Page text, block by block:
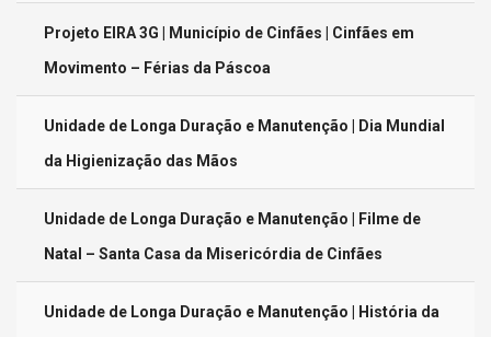
Projeto EIRA 3G | Município de Cinfães | Cinfães em
Movimento – Férias da Páscoa
Unidade de Longa Duração e Manutenção | Dia Mundial
da Higienização das Mãos
Unidade de Longa Duração e Manutenção | Filme de
Natal – Santa Casa da Misericórdia de Cinfães
Unidade de Longa Duração e Manutenção | História da